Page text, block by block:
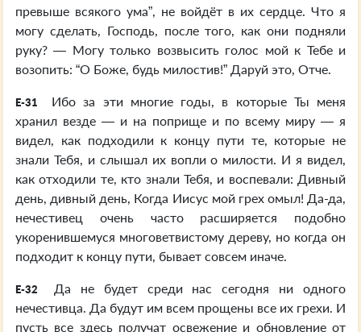
превыше всякого ума”, не войдёт в их сердце. Что я
могу сделать, Господь, после того, как они подняли
руку? — Могу только возвысить голос мой к Тебе и
возопить: “О Боже, будь милостив!” Даруй это, Отче.
E-31
Ибо за эти многие годы, в которые Ты меня
хранил везде — и на поприще и по всему миру — я
видел, как подходили к концу пути те, которые не
знали Тебя, и слышал их вопли о милости. И я видел,
как отходили те, кто знали Тебя, и воспевали: Дивный
день, дивный день, Когда Иисус мой грех омыл! Да-да,
нечестивец очень часто расширяется подобно
укоренившемуся многоветвистому дереву, но когда он
подходит к концу пути, бывает совсем иначе.
E-32
Да не будет среди нас сегодня ни одного
нечестивца. Да будут им всем прощены все их грехи. И
пусть все здесь получат освежение и обновление от